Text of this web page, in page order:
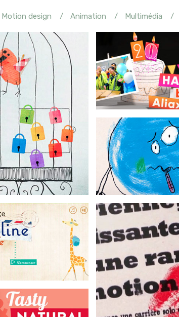
Motion design Animation Multimédia
choses
mobile pour enfants
Happy
Motion
Une si petite
Court
d'Adeline la Girafe
mobile pour enfants
Les Femmes
Film